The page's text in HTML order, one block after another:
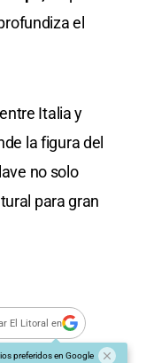
el
Italia y
la figura del
no solo
para gran
El Litoral en
preferidos en Google